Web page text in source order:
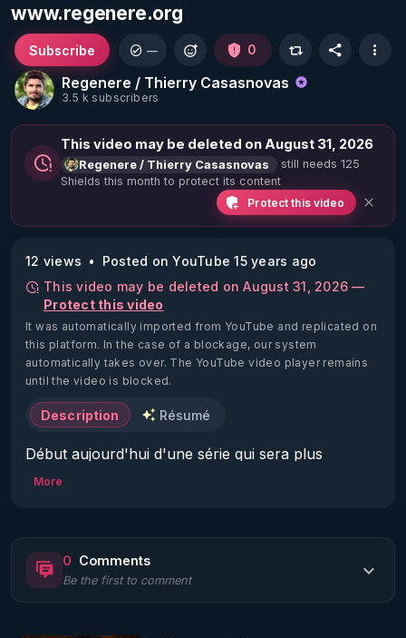
www.regenere.org
Regenere / Thierry Casasnovas
3.5 k subscribers
Subscribe — 0
This video may be deleted on August 31, 2026
Regenere / Thierry Casasnovas
still needs 125
Shields this month to protect its content
Protect this video
12 views
Posted on YouTube 15 years ago
This video may be deleted on August 31, 2026 —
Protect this video
It was automatically imported from YouTube and replicated on
this platform. In the case of a blockage, our system
automatically takes over. The YouTube video player remains
until the video is blocked.
Description Résumé
Début aujourd'hui d'une série qui sera plus
spécifiquement consacrée aux enfants et que je
quelques réflexions suite à des échanges récents
avec des parents ....
More
0 Comments
Be the first to comment